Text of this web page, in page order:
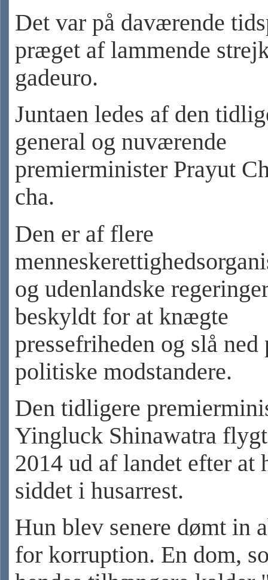
Det var på daværende
præget af lammende
gadeuro.
Juntaen ledes af den
general og nuværende
premierminister Prayut
cha.
Den er af flere
og udenlandske
beskyldt for at knægte
pressefriheden og slå ned
politiske modstandere.
Den tidligere
Yingluck Shinawatra
2014 ud af landet efter at
siddet i husarrest.
Hun blev senere dømt in
for korruption. En dom,